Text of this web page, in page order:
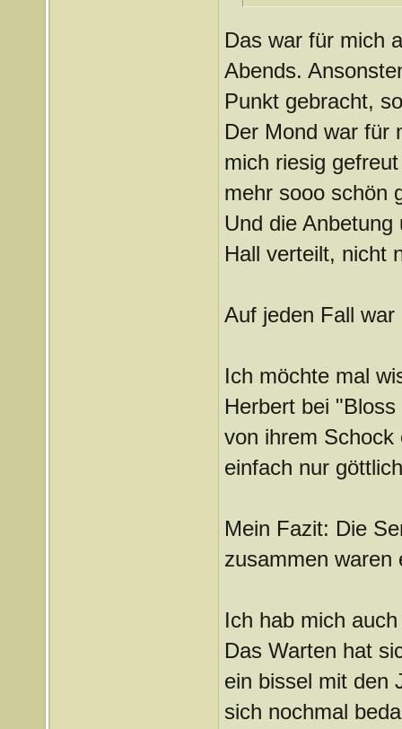
Das war für mich
Abends.
Punkt gebracht,
Der Mond war für
mich riesig
mehr sooo schön
Und die
Hall verteilt, nicht
Auf jeden Fall
Ich möchte mal
Herbert bei
von ihrem
einfach nur
Mein Fazit: Die
zusammen waren
Ich hab mich
Das Warten hat
ein bissel mit den
sich nochmal